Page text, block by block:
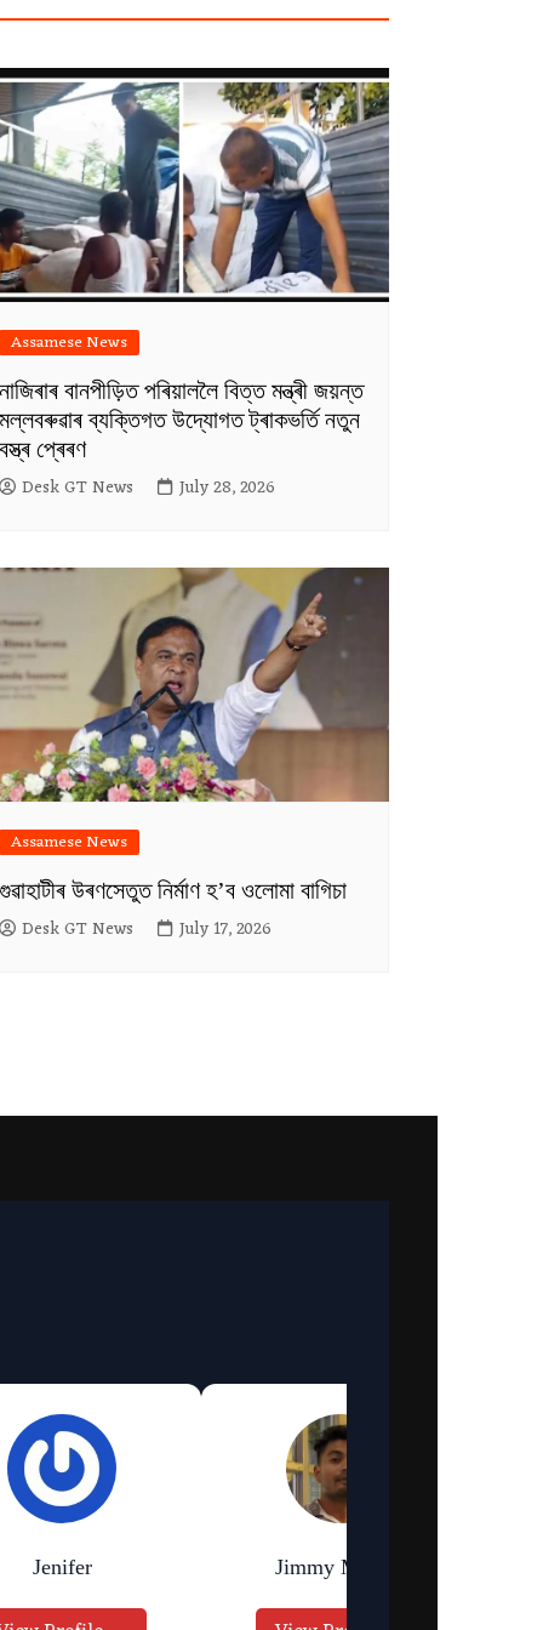
Assamese News
বানপীড়িত পৰিয়াললৈ বিত্ত মন্ত্ৰী জয়ন্ত
ব্যক্তিগত উদ্যোগত ট্ৰাকভৰ্তি নতুন
প্ৰেৰণ
Desk GT News July 28, 2026
Assamese News
উৰণসেতুত নিৰ্মাণ হ’ব ওলোমা বাগিচা
Desk GT News July 17, 2026
Jenifer Jimmy Murmu